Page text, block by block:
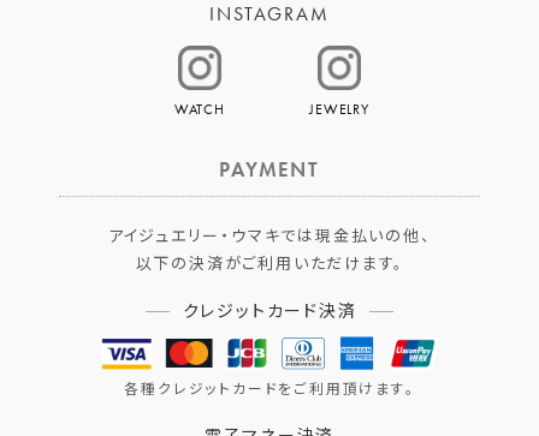
INSTAGRAM
WATCH JEWELRY
PAYMENT
アイジュエリー・ウマキでは現金払いの他、
以下の決済がご利用いただけます。
クレジットカード決済
各種クレジットカードをご利用頂けます。